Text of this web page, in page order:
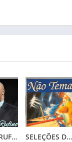
GERSON RUFINO – TOP 20 SELEÇÕES DA COLEÇÃO CANÇÕES DE VIDA – NÃO TEMAS (1996)📌